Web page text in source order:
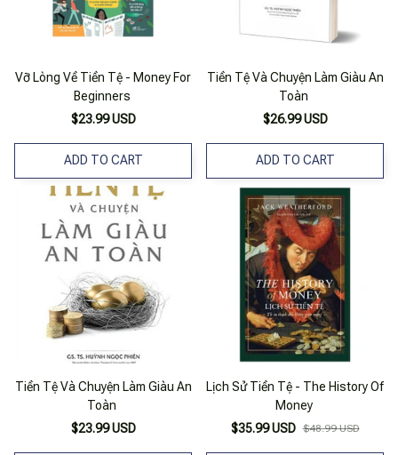
Vỡ Lòng Về Tiền Tệ - Money For
Beginners
$23.99 USD
ADD TO CART
Tiền Tệ Và Chuyện Làm Giàu An
Toàn
$26.99 USD
ADD TO CART
Tiền Tệ Và Chuyện Làm Giàu An
Toàn
$23.99 USD
Lịch Sử Tiền Tệ - The History Of
Money
$35.99 USD $48.99 USD